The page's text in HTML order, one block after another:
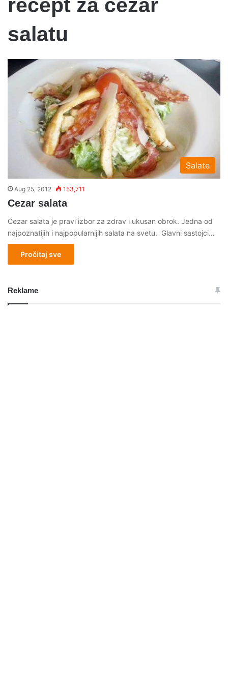
recept za cezar
salatu
Salate
Aug 25, 2012 153,711
Cezar salata
Cezar salata je pravi izbor za zdrav i ukusan obrok. Jedna od
najpoznatijih i najpopularnijih salata na svetu. Glavni sastojci…
Pročitaj sve
Reklame